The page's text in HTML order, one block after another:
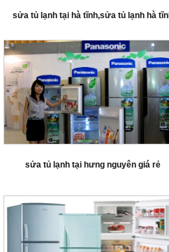
sửa tủ lạnh tại hà tĩnh,sửa tủ lạnh hà
sửa tủ lạnh tại hưng nguyên giá rẻ